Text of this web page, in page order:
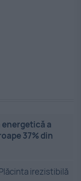
a
37% din
irezistibilă